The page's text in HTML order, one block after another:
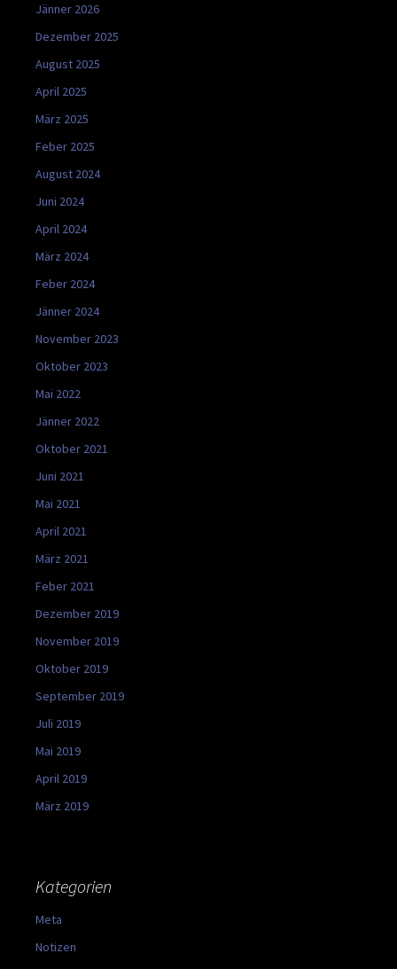
Jänner 2026
Dezember 2025
August 2025
April 2025
März 2025
Feber 2025
August 2024
Juni 2024
April 2024
März 2024
Feber 2024
Jänner 2024
November 2023
Oktober 2023
Mai 2022
Jänner 2022
Oktober 2021
Juni 2021
Mai 2021
April 2021
März 2021
Feber 2021
Dezember 2019
November 2019
Oktober 2019
September 2019
Juli 2019
Mai 2019
April 2019
März 2019
Kategorien
Meta
Notizen